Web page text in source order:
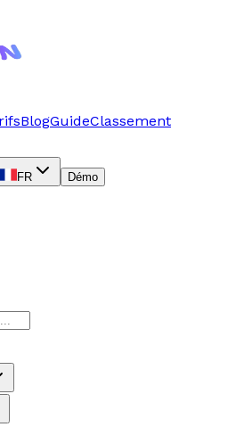
BlogGuideClassement
FR Démo